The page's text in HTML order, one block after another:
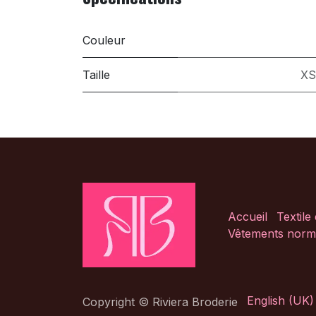
Couleur
Taille XS
Accueil
Textile
Vêtements
Copyright © Riviera Broderie English (UK)